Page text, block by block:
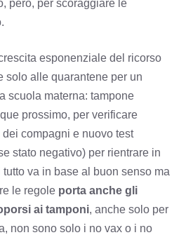
però, per scoraggiare le
esponenziale del ricorso
solo alle quarantene per un
scuola materna: tampone
prossimo, per verificare
dei compagni e nuovo test
stato negativo) per rientrare in
va in base al buon senso ma
le regole porta anche gli
ai tamponi, anche solo per
non sono solo i no vax o i no